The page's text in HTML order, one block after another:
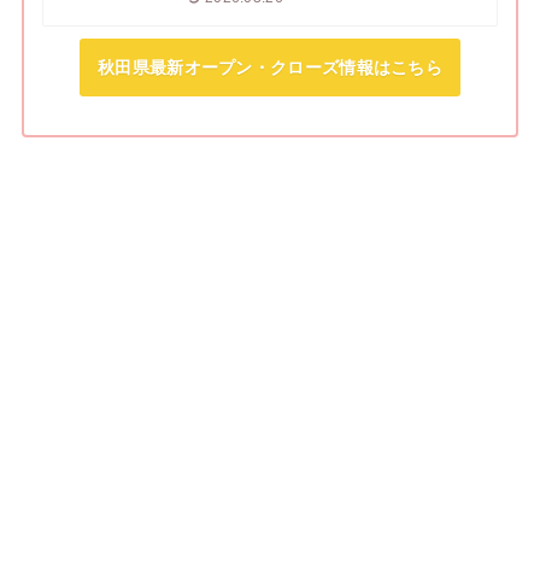
秋田県最新オープン・クローズ情報はこちら